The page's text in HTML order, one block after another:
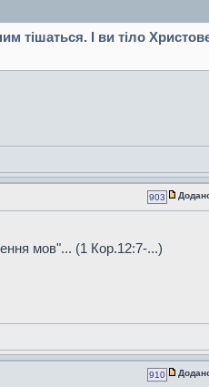
тішаться. І ви тіло
903
мов"... (1 Кор.12:7-...)
910